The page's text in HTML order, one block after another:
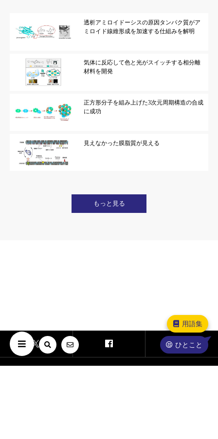
用語集
ひとこと
透析アミロイドーシスの原因タンパク質がア
ミロイド線維形成を加速する仕組みを解明
気体に反応して色と光がスイッチする相分離
材料を開発
正方形分子を組み上げた3次元周期構造の合成
に成功
見えなかった膜脂質が見える
もっと見る